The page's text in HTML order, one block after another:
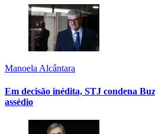
Manoela Alcântara
Em decisão inédita, STJ condena
assédio